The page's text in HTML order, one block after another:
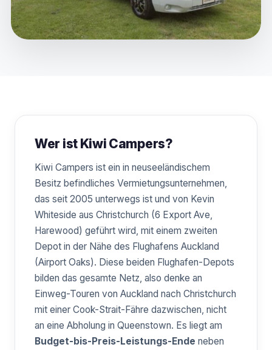
Wer ist Kiwi Campers?
Kiwi Campers ist ein in neuseeländischem
Besitz befindliches Vermietungsunternehmen,
das seit 2005 unterwegs ist und von Kevin
Whiteside aus Christchurch (6 Export Ave,
Harewood) geführt wird, mit einem zweiten
Depot in der Nähe des Flughafens Auckland
(Airport Oaks). Diese beiden Flughafen-Depots
bilden das gesamte Netz, also denke an
Einweg-Touren von Auckland nach Christchurch
mit einer Cook-Strait-Fähre dazwischen, nicht
an eine Abholung in Queenstown. Es liegt am
Budget-bis-Preis-Leistungs-Ende neben